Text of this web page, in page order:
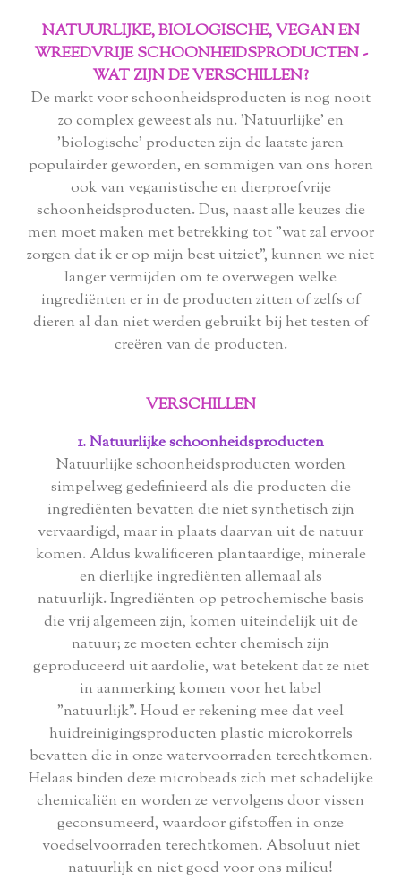
NATUURLIJKE, BIOLOGISCHE, VEGAN EN
WREEDVRIJE SCHOONHEIDSPRODUCTEN -
WAT ZIJN DE VERSCHILLEN?
De markt voor schoonheidsproducten is nog nooit
zo complex geweest als nu. 'Natuurlijke' en
'biologische' producten zijn de laatste jaren
populairder geworden, en sommigen van ons horen
ook van veganistische en dierproefvrije
schoonheidsproducten. Dus, naast alle keuzes die
men moet maken met betrekking tot "wat zal ervoor
zorgen dat ik er op mijn best uitziet", kunnen we niet
langer vermijden om te overwegen welke
ingrediënten er in de producten zitten of zelfs of
dieren al dan niet werden gebruikt bij het testen of
creëren van de producten.
VERSCHILLEN
1. Natuurlijke schoonheidsproducten
Natuurlijke schoonheidsproducten worden
simpelweg gedefinieerd als die producten die
ingrediënten bevatten die niet synthetisch zijn
vervaardigd, maar in plaats daarvan uit de natuur
komen. Aldus kwalificeren plantaardige, minerale
en dierlijke ingrediënten allemaal als
natuurlijk. Ingrediënten op petrochemische basis
die vrij algemeen zijn, komen uiteindelijk uit de
natuur; ze moeten echter chemisch zijn
geproduceerd uit aardolie, wat betekent dat ze niet
in aanmerking komen voor het label
"natuurlijk". Houd er rekening mee dat veel
huidreinigingsproducten plastic microkorrels
bevatten die in onze watervoorraden terechtkomen.
Helaas binden deze microbeads zich met schadelijke
chemicaliën en worden ze vervolgens door vissen
geconsumeerd, waardoor gifstoffen in onze
voedselvoorraden terechtkomen. Absoluut niet
natuurlijk en niet goed voor ons milieu!